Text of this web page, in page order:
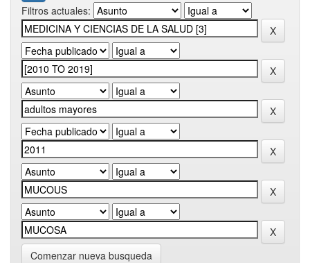
Filtros actuales:
Comenzar nueva busqueda